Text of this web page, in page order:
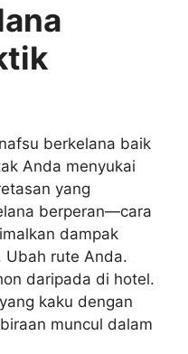
berkelana baik
Anda menyukai
yang
berperan—cara
dampak
Ubah rute Anda.
daripada di hotel.
kaku dengan
muncul dalam